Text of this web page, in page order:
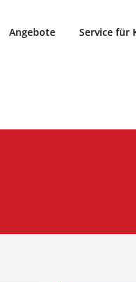
Angebote Service für